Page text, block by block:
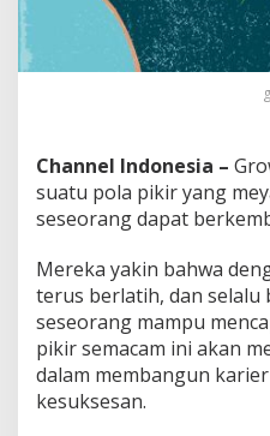
u
k
s
e
Channel Indonesia –
suatu pola pikir yang
seseorang dapat
Mereka yakin bahwa
terus berlatih, dan selalu
seseorang mampu
pikir semacam ini akan
dalam membangun
kesuksesan.